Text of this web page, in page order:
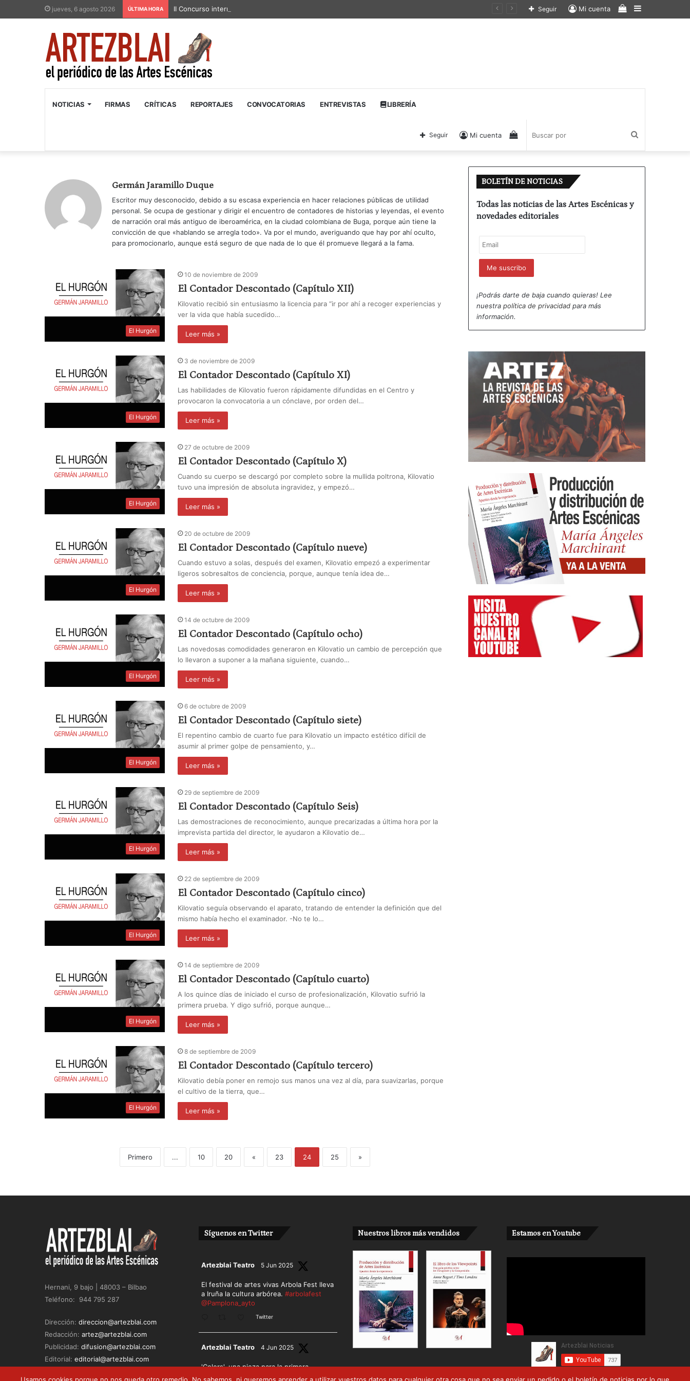
jueves, 6 agosto 2026 ÚLTIMA HORA II Concurso internacional de textos teatrales
Barra
Ver
Mi cuenta
Seguir
NOTICIAS FIRMAS CRÍTICAS REPORTAJES CONVOCATORIAS ENTREVISTAS LIBRERÍA
por
Ver
carrito
Mi cuenta
Seguir
Germán Jaramillo Duque
Escritor muy desconocido, debido a su escasa experiencia en hacer relaciones públicas de utilidad
personal. Se ocupa de gestionar y dirigir el encuentro de contadores de historias y leyendas, el evento
de narración oral más antiguo de iberoamérica, en la ciudad colombiana de Buga, porque aún tiene la
convicción de que «hablando se arregla todo». Va por el mundo, averiguando que hay por ahí oculto,
para promocionarlo, aunque está seguro de que nada de lo que él promueve llegará a la fama.
El Hurgón
10 de noviembre de 2009
El Contador Descontado (Capítulo XII)
Kilovatio recibió sin entusiasmo la licencia para “ir por ahí a recoger experiencias y
ver la vida que había sucedido…
Leer más »
El Hurgón
3 de noviembre de 2009
El Contador Descontado (Capítulo XI)
Las habilidades de Kilovatio fueron rápidamente difundidas en el Centro y
provocaron la convocatoria a un cónclave, por orden del…
Leer más »
El Hurgón
27 de octubre de 2009
El Contador Descontado (Capítulo X)
Cuando su cuerpo se descargó por completo sobre la mullida poltrona, Kilovatio
tuvo una impresión de absoluta ingravidez, y empezó…
Leer más »
El Hurgón
20 de octubre de 2009
El Contador Descontado (Capítulo nueve)
Cuando estuvo a solas, después del examen, Kilovatio empezó a experimentar
ligeros sobresaltos de conciencia, porque, aunque tenía idea de…
Leer más »
El Hurgón
14 de octubre de 2009
El Contador Descontado (Capítulo ocho)
Las novedosas comodidades generaron en Kilovatio un cambio de percepción que
lo llevaron a suponer a la mañana siguiente, cuando…
Leer más »
El Hurgón
6 de octubre de 2009
El Contador Descontado (Capítulo siete)
El repentino cambio de cuarto fue para Kilovatio un impacto estético difícil de
asumir al primer golpe de pensamiento, y…
Leer más »
El Hurgón
29 de septiembre de 2009
El Contador Descontado (Capítulo Seis)
Las demostraciones de reconocimiento, aunque precarizadas a última hora por la
imprevista partida del director, le ayudaron a Kilovatio de…
Leer más »
El Hurgón
22 de septiembre de 2009
El Contador Descontado (Capítulo cinco)
Kilovatio seguía observando el aparato, tratando de entender la definición que del
mismo había hecho el examinador. -No te lo…
Leer más »
El Hurgón
14 de septiembre de 2009
El Contador Descontado (Capítulo cuarto)
A los quince días de iniciado el curso de profesionalización, Kilovatio sufrió la
primera prueba. Y digo sufrió, porque aunque…
Leer más »
El Hurgón
8 de septiembre de 2009
El Contador Descontado (Capítulo tercero)
Kilovatio debía poner en remojo sus manos una vez al día, para suavizarlas, porque
el cultivo de la tierra, que…
Leer más »
Primero ... 10 20 « 23 24 25 »
BOLETÍN DE NOTICIAS
Todas las noticias de las Artes Escénicas y
novedades editoriales
¡Podrás darte de baja cuando quieras! Lee
nuestrapolítica de privacidad para más
información.
Hernani, 9 bajo | 48003 – Bilbao
Teléfono: 944 795 287
Dirección: direccion@artezblai.com
Redacción: artez@artezblai.com
Publicidad: difusion@artezblai.com
Editorial: editorial@artezblai.com
Síguenos en Twitter
Artezblai Teatro 5 Jun 2025
El festival de artes vivas Arbola Fest lleva
a Iruña la cultura arbórea. #arbolafest
@Pamplona_ayto
Twitter
Artezblai Teatro 4 Jun 2025
'Colors', una pieza para la primera
infancia que viaja al universo cromático.
Nuestros libros más vendidos Estamos en Youtube